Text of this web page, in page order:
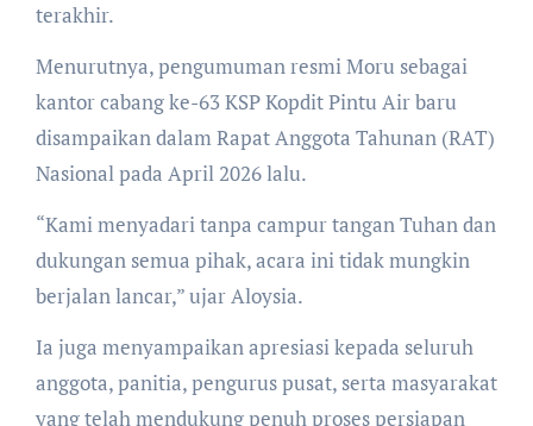
terakhir.
Menurutnya, pengumuman resmi Moru sebagai
kantor cabang ke-63 KSP Kopdit Pintu Air baru
disampaikan dalam Rapat Anggota Tahunan (RAT)
Nasional pada April 2026 lalu.
“Kami menyadari tanpa campur tangan Tuhan dan
dukungan semua pihak, acara ini tidak mungkin
berjalan lancar,” ujar Aloysia.
Ia juga menyampaikan apresiasi kepada seluruh
anggota, panitia, pengurus pusat, serta masyarakat
yang telah mendukung penuh proses persiapan